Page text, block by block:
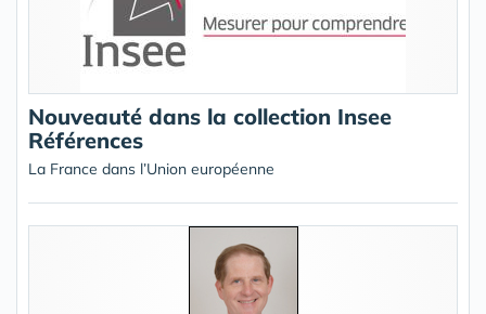
Nouveauté dans la collection Insee
Références
La France dans l’Union européenne